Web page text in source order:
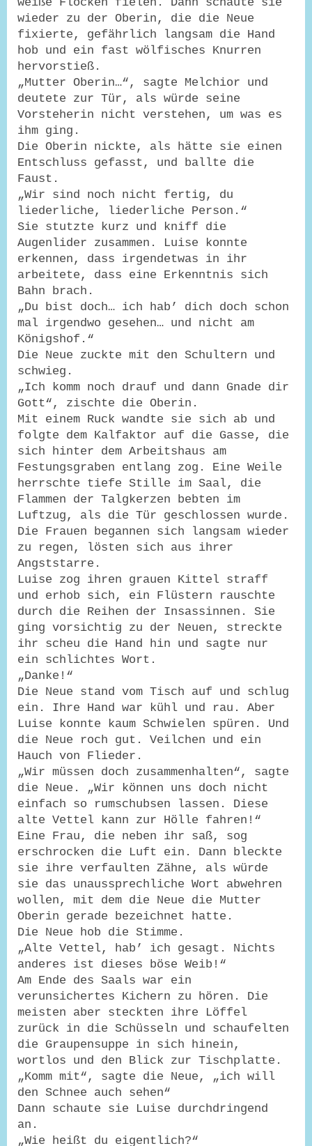
wieder zu der Oberin, die die Neue
fixierte, gefährlich langsam die Hand
hob und ein fast wölfisches Knurren
hervorstieß.
„Mutter Oberin…“, sagte Melchior und
deutete zur Tür, als würde seine
Vorsteherin nicht verstehen, um was es
ihm ging.
Die Oberin nickte, als hätte sie einen
Entschluss gefasst, und ballte die
Faust.
„Wir sind noch nicht fertig, du
liederliche, liederliche Person.“
Sie stutzte kurz und kniff die
Augenlider zusammen. Luise konnte
erkennen, dass irgendetwas in ihr
arbeitete, dass eine Erkenntnis sich
Bahn brach.
„Du bist doch… ich hab’ dich doch schon
mal irgendwo gesehen… und nicht am
Königshof.“
Die Neue zuckte mit den Schultern und
schwieg.
„Ich komm noch drauf und dann Gnade dir
Gott“, zischte die Oberin.
Mit einem Ruck wandte sie sich ab und
folgte dem Kalfaktor auf die Gasse, die
sich hinter dem Arbeitshaus am
Festungsgraben entlang zog. Eine Weile
herrschte tiefe Stille im Saal, die
Flammen der Talgkerzen bebten im
Luftzug, als die Tür geschlossen wurde.
Die Frauen begannen sich langsam wieder
zu regen, lösten sich aus ihrer
Angststarre.
Luise zog ihren grauen Kittel straff
und erhob sich, ein Flüstern rauschte
durch die Reihen der Insassinnen. Sie
ging vorsichtig zu der Neuen, streckte
ihr scheu die Hand hin und sagte nur
ein schlichtes Wort.
„Danke!“
Die Neue stand vom Tisch auf und schlug
ein. Ihre Hand war kühl und rau. Aber
Luise konnte kaum Schwielen spüren. Und
die Neue roch gut. Veilchen und ein
Hauch von Flieder.
„Wir müssen doch zusammenhalten“, sagte
die Neue. „Wir können uns doch nicht
einfach so rumschubsen lassen. Diese
alte Vettel kann zur Hölle fahren!“
Eine Frau, die neben ihr saß, sog
erschrocken die Luft ein. Dann bleckte
sie ihre verfaulten Zähne, als würde
sie das unaussprechliche Wort abwehren
wollen, mit dem die Neue die Mutter
Oberin gerade bezeichnet hatte.
Die Neue hob die Stimme.
„Alte Vettel, hab’ ich gesagt. Nichts
anderes ist dieses böse Weib!“
Am Ende des Saals war ein
verunsichertes Kichern zu hören. Die
meisten aber steckten ihre Löffel
zurück in die Schüsseln und schaufelten
die Graupensuppe in sich hinein,
wortlos und den Blick zur Tischplatte.
„Komm mit“, sagte die Neue, „ich will
den Schnee auch sehen“
Dann schaute sie Luise durchdringend
an.
„Wie heißt du eigentlich?“